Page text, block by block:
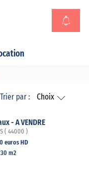
Trier par : Choix
- A VENDRE
( 44000 )
euros HD
m2